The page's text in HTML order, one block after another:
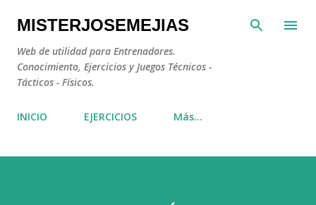
Ir al contenido principal
MISTERJOSEMEJIAS
Web de utilidad para Entrenadores.
Conocimiento, Ejercicios y Juegos Técnicos -
Tácticos - Físicos.
INICIO EJERCICIOS Más…